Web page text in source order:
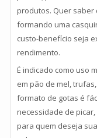
produtos. Quer saber
formando uma
custo-benefício seja
rendimento.
É indicado como uso
em pão de mel,
formato de gotas é
necessidade de
para quem deseja